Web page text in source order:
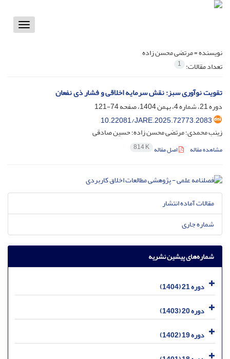
Toggle
نویسنده =مرتضی محسن زاده
تعداد مقالات: 1
تقویت نوآوری سبز: نقش سرمایه اخلاقی و فشار ذی نفعان
دوره 21، شماره 4، بهمن 1404، صفحه
74-121
10.22081/JARE.2025.72773.2083
زینب محمدی؛ مرتضی محسن زاده؛ حسین صادقی
مشاهده مقاله اصل مقاله 814 K
مقالات آماده انتشار
شماره جاری
شماره‌های پیشین نشریه
دوره 21 (1404)
دوره 20 (1403)
دوره 19 (1402)